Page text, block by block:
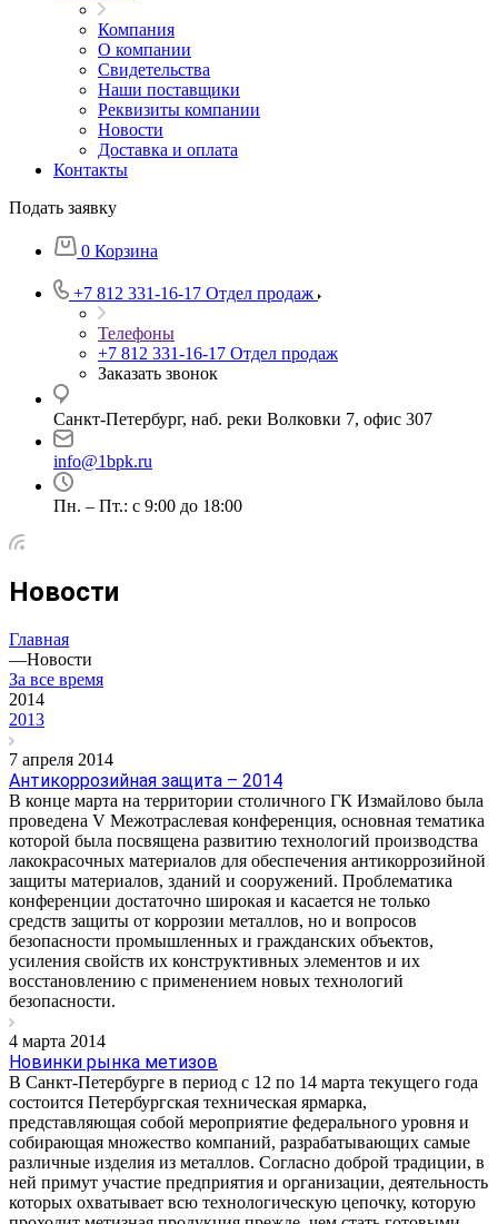
Компания
О компании
Свидетельства
Наши поставщики
Реквизиты компании
Новости
Доставка и оплата
Контакты
Подать заявку
0 Корзина
+7 812 331-16-17 Отдел продаж
Телефоны
+7 812 331-16-17 Отдел продаж
Заказать звонок
Санкт-Петербург, наб. реки Волковки 7, офис 307
info@1bpk.ru
Пн. – Пт.: с 9:00 до 18:00
Новости
Главная
—Новости
За все время
2014
2013
7 апреля 2014
Антикоррозийная защита – 2014
В конце марта на территории столичного ГК Измайлово была
проведена V Межотраслевая конференция, основная тематика
которой была посвящена развитию технологий производства
лакокрасочных материалов для обеспечения антикоррозийной
защиты материалов, зданий и сооружений. Проблематика
конференции достаточно широкая и касается не только
средств защиты от коррозии металлов, но и вопросов
безопасности промышленных и гражданских объектов,
усиления свойств их конструктивных элементов и их
восстановлению с применением новых технологий
безопасности.
4 марта 2014
Новинки рынка метизов
В Санкт-Петербурге в период с 12 по 14 марта текущего года
состоится Петербургская техническая ярмарка,
представляющая собой мероприятие федерального уровня и
собирающая множество компаний, разрабатывающих самые
различные изделия из металлов. Согласно доброй традиции, в
ней примут участие предприятия и организации, деятельность
которых охватывает всю технологическую цепочку, которую